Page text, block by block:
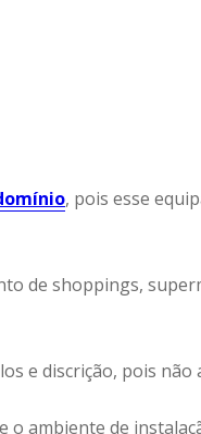
, pois esse
de shoppings,
e discrição, pois
ambiente de